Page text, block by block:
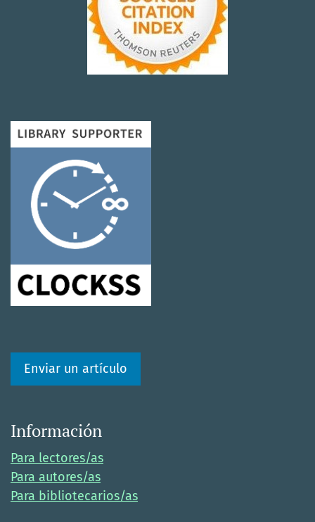
Enviar un artículo
Información
Para lectores/as
Para autores/as
Para bibliotecarios/as